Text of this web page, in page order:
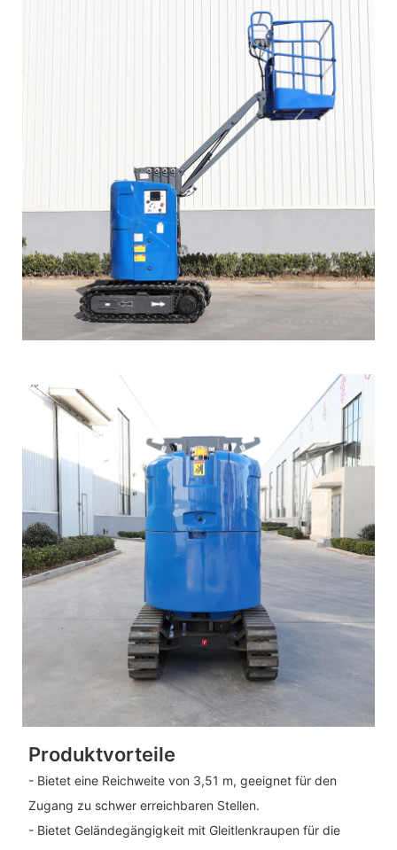
Produktvorteile
- Bietet eine Reichweite von 3,51 m, geeignet für den
Zugang zu schwer erreichbaren Stellen.
- Bietet Geländegängigkeit mit Gleitlenkraupen für die